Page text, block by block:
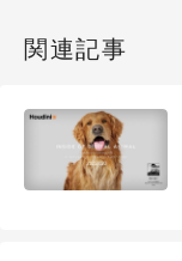
関連記事